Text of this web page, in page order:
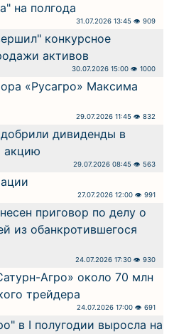
на полгода
31.07.2026 13:45 👁 909
конкурсное
активов
30.07.2026 15:00 👁 1000
«Русагро» Максима
29.07.2026 11:45 👁 832
дивиденды в
акцию
29.07.2026 08:45 👁 563
27.07.2026 12:00 👁 991
приговор по делу о
из обанкротившегося
24.07.2026 17:30 👁 930
Агро» около 70 млн
трейдера
24.07.2026 17:00 👁 691
в I полугодии выросла на